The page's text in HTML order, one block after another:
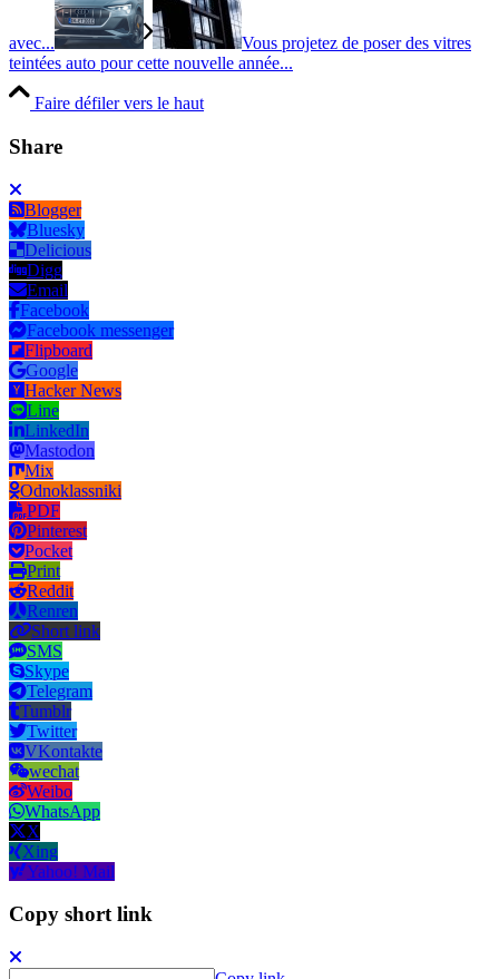
avec...
Vous projetez de poser des vitres
teintées auto pour cette nouvelle année...
Faire défiler vers le haut
Share
Blogger
Bluesky
Delicious
Digg
Email
Facebook
Facebook messenger
Flipboard
Google
Hacker News
Line
LinkedIn
Mastodon
Mix
Odnoklassniki
PDF
Pinterest
Pocket
Print
Reddit
Renren
Short link
SMS
Skype
Telegram
Tumblr
Twitter
VKontakte
wechat
Weibo
WhatsApp
X
Xing
Yahoo! Mail
Copy short link